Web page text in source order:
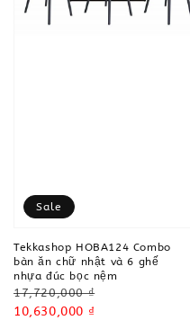
Sale
Tekkashop HOBA124 Combo
bàn ăn chữ nhật và 6 ghế
nhựa đúc bọc nệm
Regular
price
17,720,000 ₫
Sale
10,630,000 ₫